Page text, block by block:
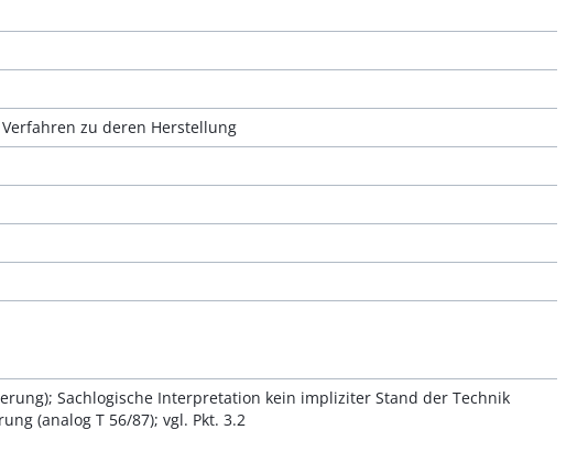
zu deren Herstellung
Sachlogische Interpretation kein impliziter Stand der Technik
(analog T 56/87); vgl. Pkt. 3.2